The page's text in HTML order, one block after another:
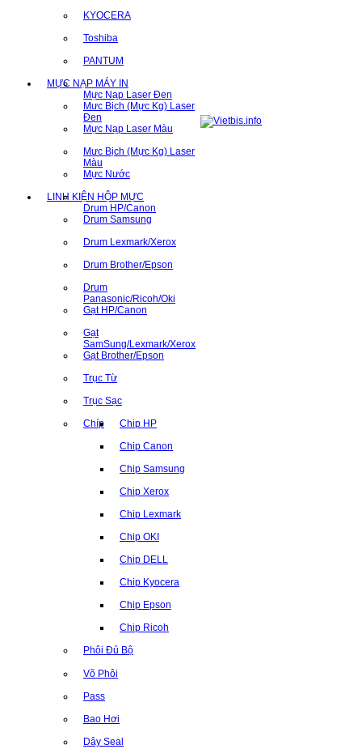
KYOCERA
Toshiba
PANTUM
MỰC NẠP MÁY IN
Mực Nạp Laser Đen
Mưc Bịch (Mực Kg) Laser
Đen
Mực Nạp Laser Màu
Mưc Bịch (Mực Kg) Laser
Màu
Mực Nước
LINH KIỆN HỘP MỰC
Drum HP/Canon
Drum Samsung
Drum Lexmark/Xerox
Drum Brother/Epson
Drum
Panasonic/Ricoh/Oki
Gạt HP/Canon
Gạt
SamSung/Lexmark/Xerox
Gạt Brother/Epson
Trục Từ
Trục Sạc
Chíp Chip HP
Chip Canon
Chip Samsung
Chip Xerox
Chip Lexmark
Chip OKI
Chip DELL
Chip Kyocera
Chip Epson
Chip Ricoh
Phôi Đủ Bộ
Võ Phôi
Pass
Bao Hơi
Dây Seal